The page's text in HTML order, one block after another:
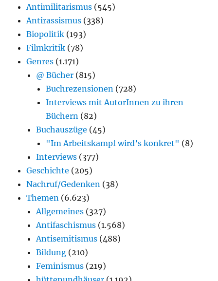
Antimilitarismus (545)
Antirassismus (338)
Biopolitik (193)
Filmkritik (78)
Genres (1.171)
@ Bücher (815)
Buchrezensionen (728)
Interviews mit AutorInnen zu ihren
Büchern (82)
Buchauszüge (45)
"Im Arbeitskampf wird’s konkret" (8)
Interviews (377)
Geschichte (205)
Nachruf/Gedenken (38)
Themen (6.623)
Allgemeines (327)
Antifaschismus (1.568)
Antisemitismus (488)
Bildung (210)
Feminismus (219)